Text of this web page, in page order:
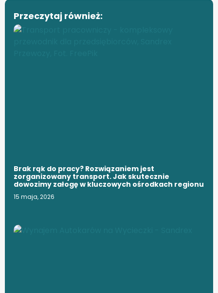
Przeczytaj również:
Brak rąk do pracy? Rozwiązaniem jest
zorganizowany transport. Jak skutecznie
dowozimy załogę w kluczowych ośrodkach regionu
15 maja, 2026